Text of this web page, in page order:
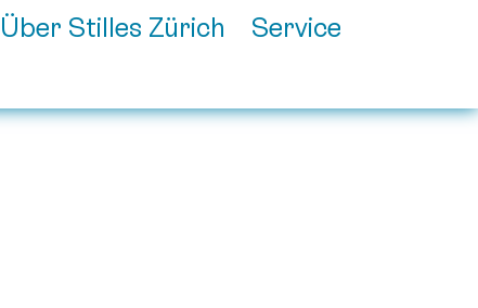
Über Stilles Zürich Service